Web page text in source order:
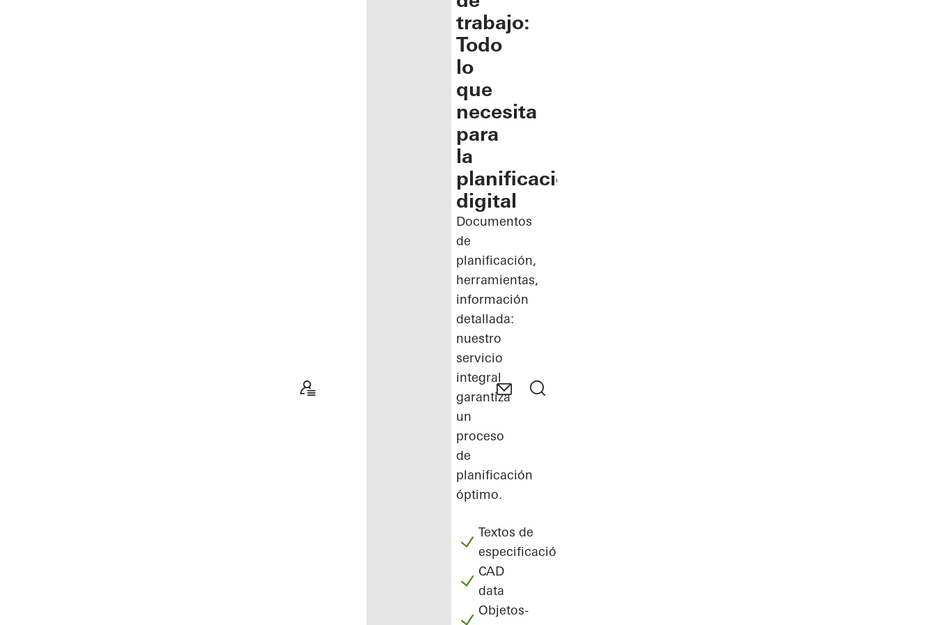
trabajo:
Todo
lo
que
necesita
para
la
planificación
digital
Documentos
de
planificación,
herramientas,
información
detallada:
nuestro
servicio
integral
garantiza
un
proceso
de
planificación
óptimo.
Textos de
especificación
CAD
data
Objetos-